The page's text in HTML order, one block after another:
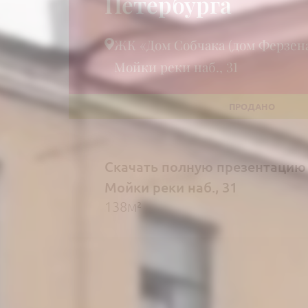
ЖК «Дом Собчака (дом
Мойки реки наб., 31
Скачать полную презентацию